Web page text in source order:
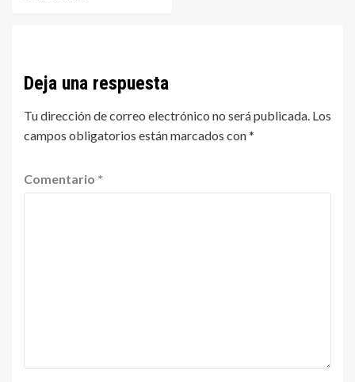
Deja una respuesta
Tu dirección de correo electrónico no será publicada. Los
campos obligatorios están marcados con*
Comentario *